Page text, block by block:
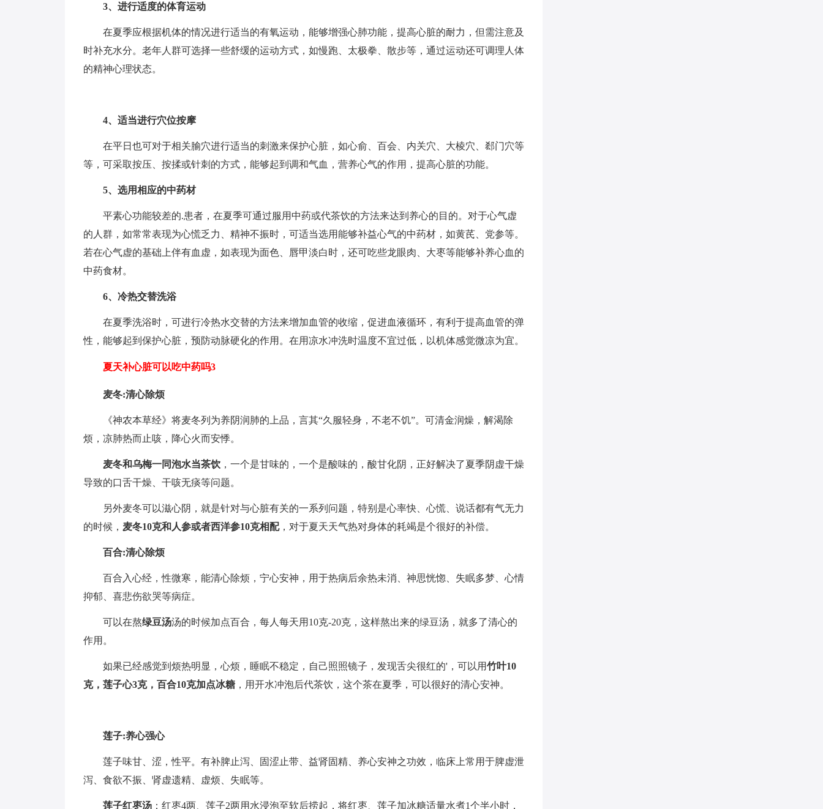
3、进行适度的体育运动
在夏季应根据机体的情况进行适当的有氧运动，能够增强心肺功能，提高心脏的耐力，但需注意及
时补充水分。老年人群可选择一些舒缓的运动方式，如慢跑、太极拳、散步等，通过运动还可调理人体
的精神心理状态。
4、适当进行穴位按摩
在平日也可对于相关腧穴进行适当的刺激来保护心脏，如心俞、百会、内关穴、大棱穴、郄门穴等
等，可采取按压、按揉或针刺的方式，能够起到调和气血，营养心气的作用，提高心脏的功能。
5、选用相应的中药材
平素心功能较差的.患者，在夏季可通过服用中药或代茶饮的方法来达到养心的目的。对于心气虚
的人群，如常常表现为心慌乏力、精神不振时，可适当选用能够补益心气的中药材，如黄芪、党参等。
若在心气虚的基础上伴有血虚，如表现为面色、唇甲淡白时，还可吃些龙眼肉、大枣等能够补养心血的
中药食材。
6、冷热交替洗浴
在夏季洗浴时，可进行冷热水交替的方法来增加血管的收缩，促进血液循环，有利于提高血管的弹
性，能够起到保护心脏，预防动脉硬化的作用。在用凉水冲洗时温度不宜过低，以机体感觉微凉为宜。
夏天补心脏可以吃中药吗3
麦冬:清心除烦
《神农本草经》将麦冬列为养阴润肺的上品，言其“久服轻身，不老不饥”。可清金润燥，解渴除
烦，凉肺热而止咳，降心火而安悸。
麦冬和乌梅一同泡水当茶饮 ，一个是甘味的，一个是酸味的，酸甘化阴，正好解决了夏季阴虚干燥
导致的口舌干燥、干咳无痰等问题。
另外麦冬可以滋心阴，就是针对与心脏有关的一系列问题，特别是心率快、心慌、说话都有气无力
的时候， 麦冬10克和人参或者西洋参10克相配，对于夏天天气热对身体的耗竭是个很好的补偿。
百合:清心除烦
百合入心经，性微寒，能清心除烦，宁心安神，用于热病后余热未消、神思恍惚、失眠多梦、心情
抑郁、喜悲伤欲哭等病症。
可以在熬绿豆汤汤的时候加点百合，每人每天用10克-20克，这样熬出来的绿豆汤，就多了清心的
作用。
如果已经感觉到烦热明显，心烦，睡眠不稳定，自己照照镜子，发现舌尖很红的'，可以用竹叶10
克，莲子心3克，百合10克加点冰糖 ，用开水冲泡后代茶饮，这个茶在夏季，可以很好的清心安神。
莲子:养心强心
莲子味甘、涩，性平。有补脾止泻、固涩止带、益肾固精、养心安神之功效，临床上常用于脾虚泄
泻、食欲不振、肾虚遗精、虚烦、失眠等。
莲子红枣汤 ：红枣4两、莲子2两用水浸泡至软后捞起，将红枣、莲子加冰糖适量水煮1个半小时，